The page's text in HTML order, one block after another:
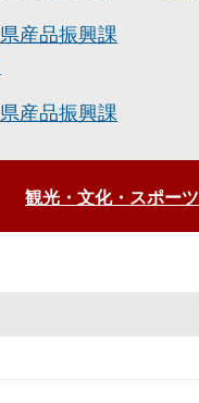
県産品振興課
県産品振興課
観光・文化・スポーツ